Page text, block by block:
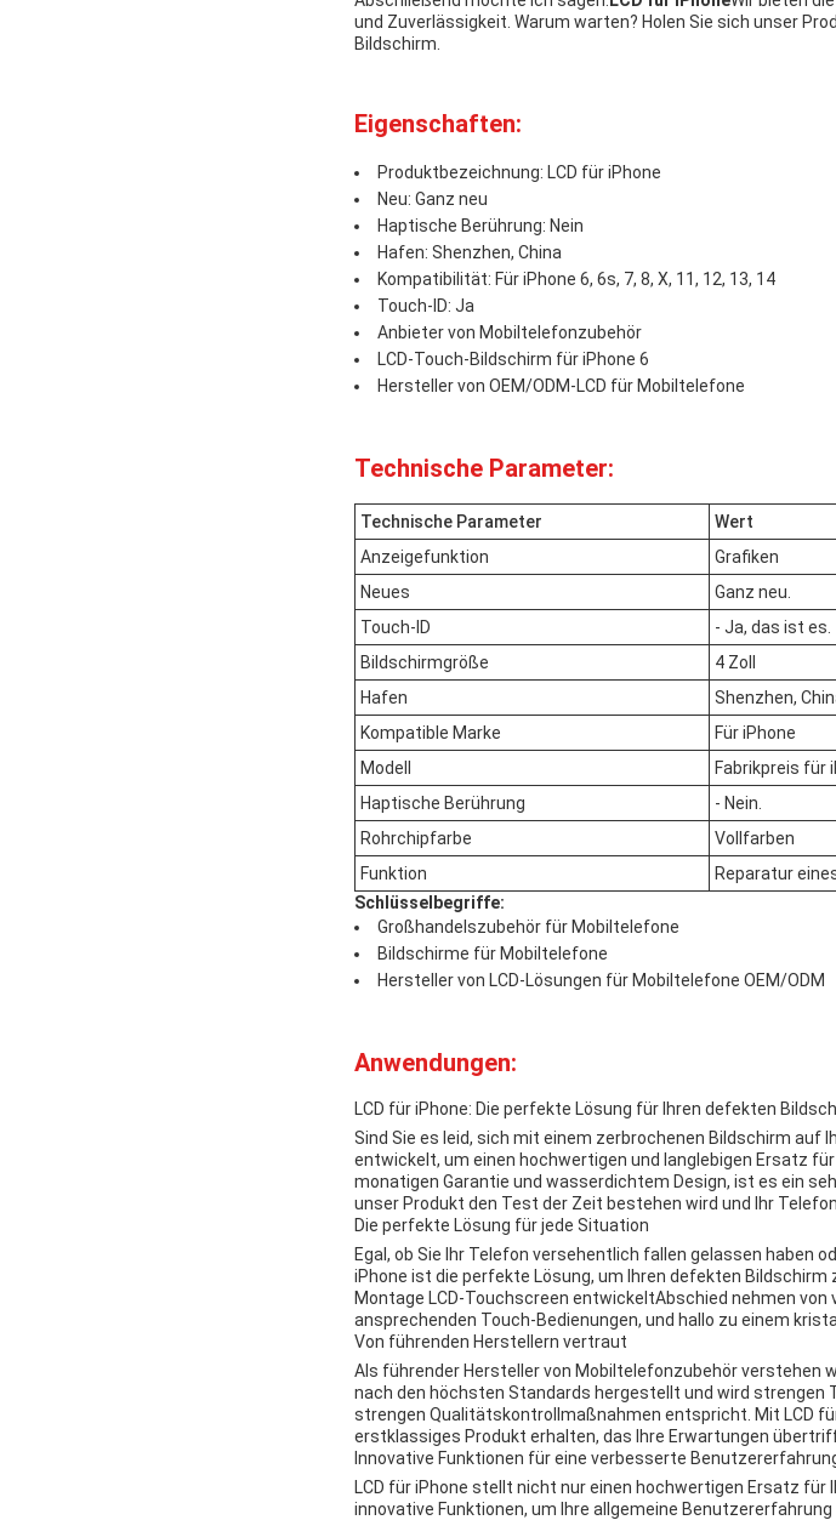
und Zuverlässigkeit. Warum warten? Holen Sie sich unser
Bildschirm.
Eigenschaften:
Produktbezeichnung: LCD für iPhone
Neu: Ganz neu
Haptische Berührung: Nein
Hafen: Shenzhen, China
Kompatibilität: Für iPhone 6, 6s, 7, 8, X, 11, 12, 13, 14
Touch-ID: Ja
Anbieter von Mobiltelefonzubehör
LCD-Touch-Bildschirm für iPhone 6
Hersteller von OEM/ODM-LCD für Mobiltelefone
Technische Parameter:
Technische Parameter
Wert
Anzeigefunktion
Grafiken
Neues
Ganz neu.
Touch-ID
- Ja, das ist es.
Bildschirmgröße
4 Zoll
Hafen
Shenzhen,
Kompatible Marke
Für iPhone
Modell
Fabrikpreis für
Haptische Berührung
- Nein.
Rohrchipfarbe
Vollfarben
Funktion
Reparatur
Schlüsselbegriffe:
Großhandelszubehör für Mobiltelefone
Bildschirme für Mobiltelefone
Hersteller von LCD-Lösungen für Mobiltelefone OEM/ODM
Anwendungen:
LCD für iPhone: Die perfekte Lösung für Ihren defekten
Sind Sie es leid, sich mit einem zerbrochenen Bildschirm auf
entwickelt, um einen hochwertigen und langlebigen Ersatz
monatigen Garantie und wasserdichtem Design, ist es ein
unser Produkt den Test der Zeit bestehen wird und Ihr
Die perfekte Lösung für jede Situation
Egal, ob Sie Ihr Telefon versehentlich fallen gelassen haben
iPhone ist die perfekte Lösung, um Ihren defekten
Montage LCD-Touchscreen entwickeltAbschied nehmen
ansprechenden Touch-Bedienungen, und hallo zu einem
Von führenden Herstellern vertraut
Als führender Hersteller von Mobiltelefonzubehör verstehen
nach den höchsten Standards hergestellt und wird
strengen Qualitätskontrollmaßnahmen entspricht. Mit LCD
erstklassiges Produkt erhalten, das Ihre Erwartungen
Innovative Funktionen für eine verbesserte
LCD für iPhone stellt nicht nur einen hochwertigen Ersatz
innovative Funktionen, um Ihre allgemeine